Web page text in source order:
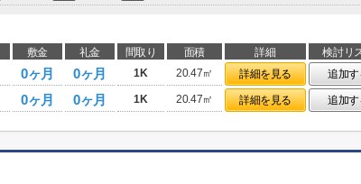
敷金 礼金 間取り 面積 詳細
検討リ
0ヶ月 0ヶ月 1K 20.47㎡ 詳細を見る
追加す
0ヶ月 0ヶ月 1K 20.47㎡ 詳細を見る 追加す